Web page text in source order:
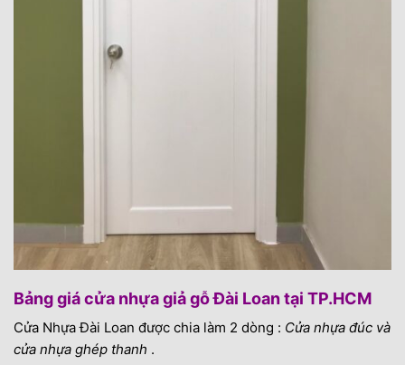
Bảng giá cửa nhựa giả gỗ Đài Loan tại TP.HCM
Cửa Nhựa Đài Loan được chia làm 2 dòng : Cửa nhựa đúc và
cửa nhựa ghép thanh .